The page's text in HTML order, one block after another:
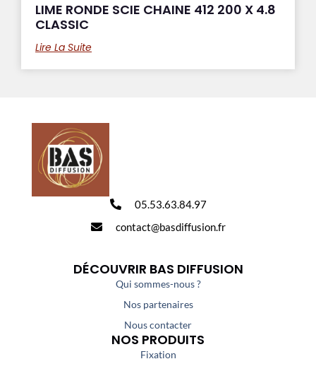
LIME RONDE SCIE CHAINE 412 200 X 4.8
CLASSIC
Lire La Suite
05.53.63.84.97
contact@basdiffusion.fr
DÉCOUVRIR BAS DIFFUSION
Qui sommes-nous ?
Nos partenaires
Nous contacter
NOS PRODUITS
Fixation